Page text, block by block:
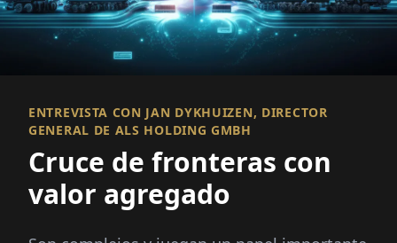
ENTREVISTA CON JAN DYKHUIZEN, DIRECTOR
GENERAL DE ALS HOLDING GMBH
Cruce de fronteras con
valor agregado